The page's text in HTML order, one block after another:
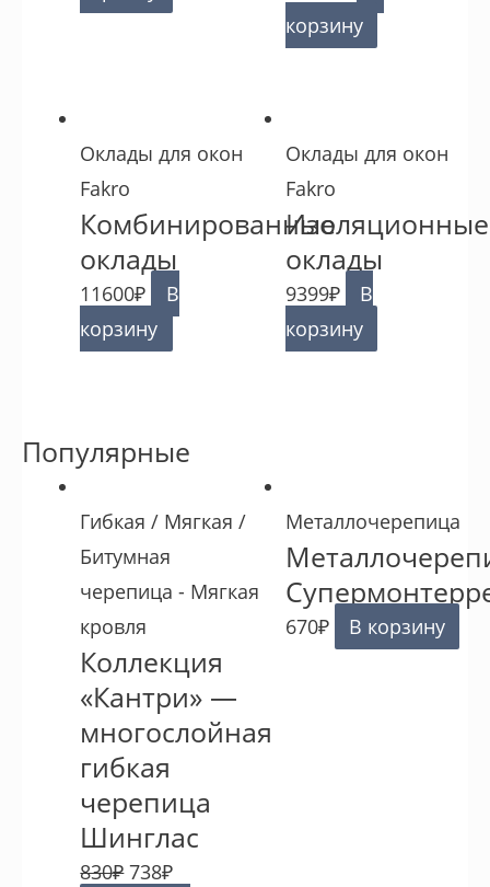
корзину
Оклады для окон
Fakro
Комбинированные
оклады
11600₽
В
корзину
Оклады для окон
Fakro
Изоляционные
оклады
9399₽
В
корзину
Популярные
Гибкая / Мягкая /
Битумная
черепица - Мягкая
кровля
Коллекция
«Кантри» —
многослойная
гибкая
черепица
Шинглас
830₽ 738₽
Металлочерепица
670₽ В корзину